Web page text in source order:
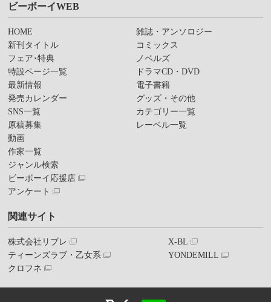
ビーボーイWEB
HOME
新刊タイトル
フェア･特典
特設ページ一覧
最新情報
発売カレンダー
SNS一覧
原稿募集
動画
作家一覧
ジャンル検索
ビーボーイ応援店
アンケート
雑誌・アンソロジー
コミックス
ノベルズ
ドラマCD・DVD
電子書籍
グッズ・その他
カテゴリー一覧
レーベル一覧
関連サイト
株式会社リブレ
ティーンズラブ・乙女系
クロフネ
X-BL
YONDEMILL